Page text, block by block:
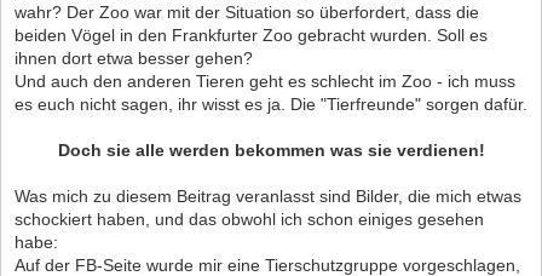
wahr? Der Zoo war mit der Situation so überfordert, dass die
beiden Vögel in den Frankfurter Zoo gebracht wurden. Soll es
ihnen dort etwa besser gehen?
Und auch den anderen Tieren geht es schlecht im Zoo - ich muss
es euch nicht sagen, ihr wisst es ja. Die "Tierfreunde" sorgen dafür.
Doch sie alle werden bekommen was sie verdienen!
Was mich zu diesem Beitrag veranlasst sind Bilder, die mich etwas
schockiert haben, und das obwohl ich schon einiges gesehen
habe:
Auf der FB-Seite wurde mir eine Tierschutzgruppe vorgeschlagen,